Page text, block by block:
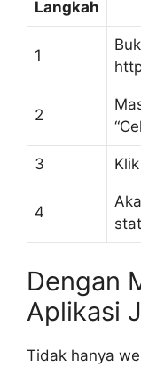
Langkah
1
2
3
4
Dengan
Aplikasi
Tidak hanya